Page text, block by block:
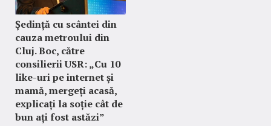
Ședință cu scântei din
cauza metroului din
Cluj. Boc, către
consilierii USR: „Cu 10
like-uri pe internet și
mamă, mergeți acasă,
explicați la soție cât de
bun ați fost astăzi”